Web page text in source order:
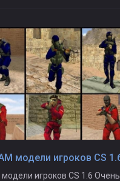
игроков CS 1.6 Очень